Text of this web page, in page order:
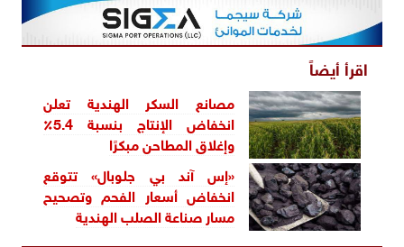
اقرأ أيضاً
مصانع السكر الهندية تعلن
انخفاض الإنتاج بنسبة 5.4٪
وإغلاق المطاحن مبكرًا
«إس آند بي جلوبال» تتوقع
انخفاض أسعار الفحم وتصحيح
مسار صناعة الصلب الهندية